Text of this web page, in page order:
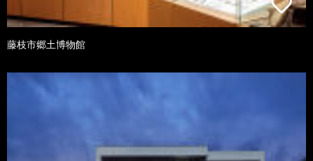
藤枝市郷土博物館